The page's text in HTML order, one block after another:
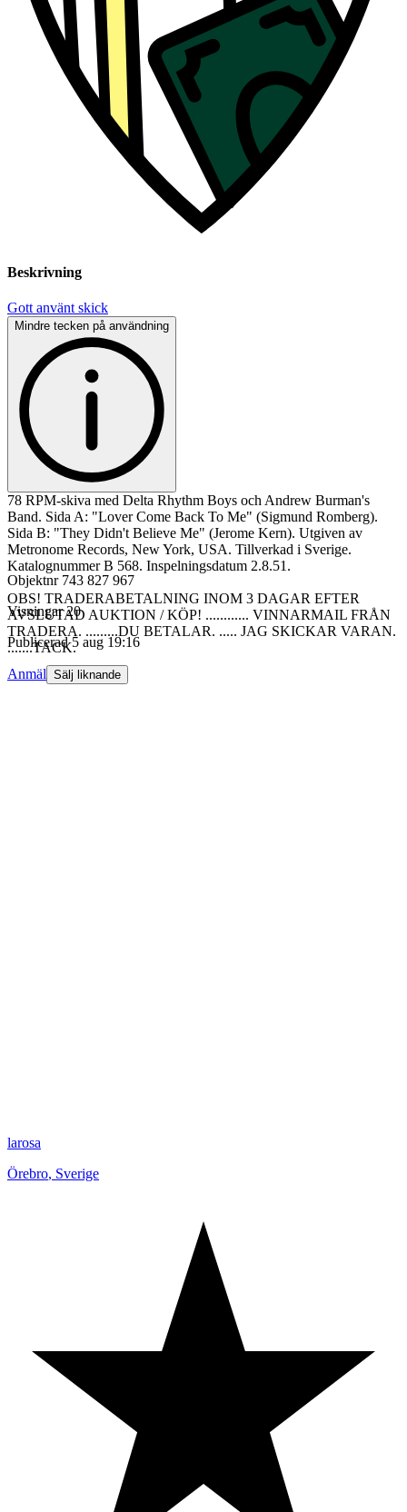
Beskrivning
Gott använt skick
Mindre tecken på användning
78 RPM-skiva med Delta Rhythm Boys och Andrew Burman's
Band. Sida A: "Lover Come Back To Me" (Sigmund Romberg).
Sida B: "They Didn't Believe Me" (Jerome Kern). Utgiven av
Metronome Records, New York, USA. Tillverkad i Sverige.
Katalognummer B 568. Inspelningsdatum 2.8.51.
OBS! TRADERABETALNING INOM 3 DAGAR EFTER
AVSLUTAD AUKTION / KÖP! ............ VINNARMAIL FRÅN
TRADERA. .........DU BETALAR. ..... JAG SKICKAR VARAN.
.......TACK.
Objektnr 743 827 967
Visningar 20
Publicerad 5 aug 19:16
Anmäl Sälj liknande
larosa
Örebro, Sverige